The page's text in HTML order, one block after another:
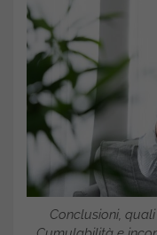
Conclusioni,